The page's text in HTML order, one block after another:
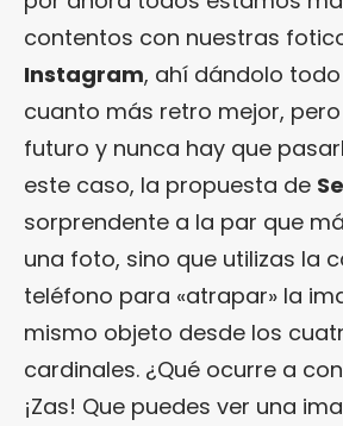
contentos con nuestras
Instagram, ahí dándolo
cuanto más retro mejor,
futuro y nunca hay que
este caso, la propuesta de
sorprendente a la par que
una foto, sino que utilizas la
teléfono para «atrapar» la
mismo objeto desde los
cardinales. ¿Qué ocurre a
¡Zas! Que puedes ver una